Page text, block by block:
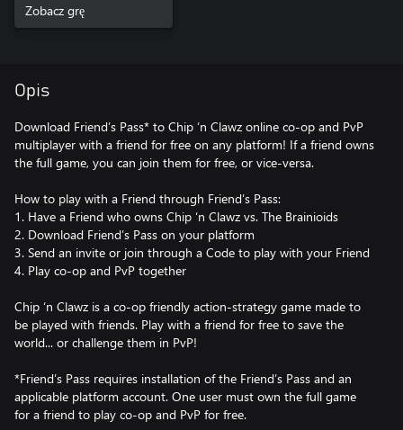
Zobacz grę
Opis
Download Friend’s Pass* to Chip ‘n Clawz online co-op and PvP
multiplayer with a friend for free on any platform! If a friend owns
the full game, you can join them for free, or vice-versa.
How to play with a Friend through Friend’s Pass:
1. Have a Friend who owns Chip ‘n Clawz vs. The Brainioids
2. Download Friend’s Pass on your platform
3. Send an invite or join through a Code to play with your Friend
4. Play co-op and PvP together
Chip ‘n Clawz is a co-op friendly action-strategy game made to
be played with friends. Play with a friend for free to save the
world... or challenge them in PvP!
*Friend’s Pass requires installation of the Friend’s Pass and an
applicable platform account. One user must own the full game
for a friend to play co-op and PvP for free.